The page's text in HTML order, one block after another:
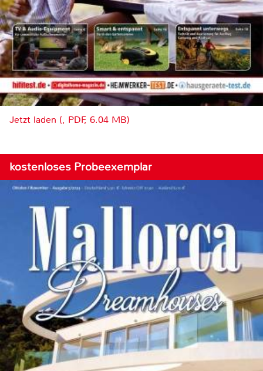
Jetzt laden (, PDF, 6.04 MB)
kostenloses Probeexemplar